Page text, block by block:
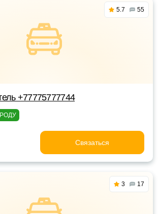
5.7 55
+77775777744
Связаться
3 17